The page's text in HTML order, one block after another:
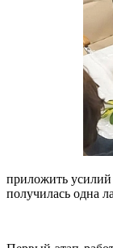
приложить
получилась одна